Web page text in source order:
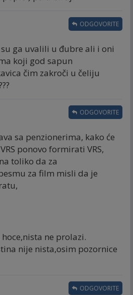
ga uvalili u đubre ali i oni
koji god sapun
čim zakroči u čeliju
ODGOVORITE
sa penzionerima, kako će
ponovo formirati VRS,
toliko da za
za film misli da je
ODGOVORITE
ne prolazi.
nije nista,osim pozornice
ODGOVORITE